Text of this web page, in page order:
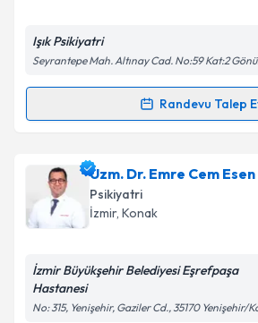
Kişisel verilerimin işlenmesine
Metni'ni okudum ve kişisel
kapsamda işlenmesini kabul
Işık Psikiyatri
Seyrantepe Mah. Altınay Cad. No:59 Kat:2
Randevu Talep
Randevu Takvimi Talebi
Uzm. Dr. Doğan Işıkiçin randevu
oluşturun. Size bu uzmandan
takvim hazırlandığında e-posta ile
Uzm. Dr. Emre Cem Esen
Psikiyatri
İzmir, Konak
İzmir Büyükşehir Belediyesi Eşrefpaşa
Hastanesi
No: 315, Yenişehir, Gaziler Cd., 35170 Yenişehir/